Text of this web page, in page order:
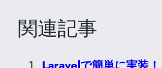
関連記事